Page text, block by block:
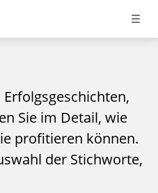
Sie im Detail, wie
profitieren können.
der Stichworte,